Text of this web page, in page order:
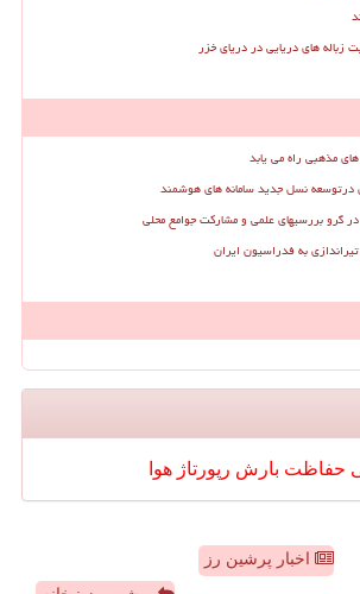
زباله های دریایی در دریای خزر
مذهبی راه می یابد
درتوسعه نسل جدید سامانه های هوشمند
گرو بررسیهای علمی و مشارکت جوامع محلی
به فدراسیون ایران
حفاظت بارش رپورتاژ هوا
اخبار پرشین رز